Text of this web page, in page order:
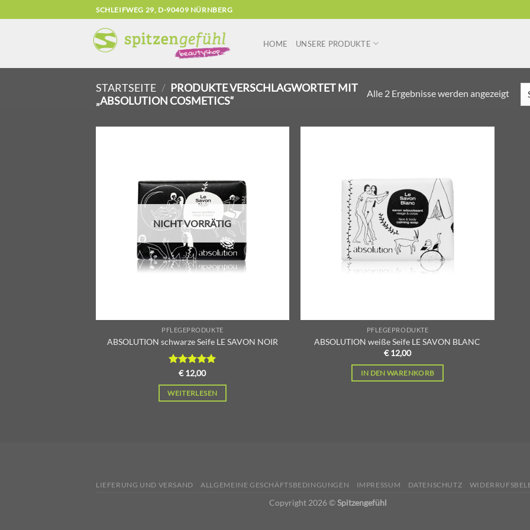
Inhalt
SCHLEIFWEG 29, D-90409 NÜRNBERG
HOME UNSERE PRODUKTE
STARTSEITE / PRODUKTE VERSCHLAGWORTET MIT
„ABSOLUTION COSMETICS“
Alle 2 Ergebnisse werden angezeigt
NICHT VORRÄTIG
PFLEGEPRODUKTE
ABSOLUTION schwarze Seife LE SAVON NOIR
Bewertet
von 5
€ 12,00
WEITERLESEN
PFLEGEPRODUKTE
ABSOLUTION weiße Seife LE SAVON BLANC
€ 12,00
IN DEN WARENKORB
LIEFERUNG UND VERSAND ALLGEMEINE GESCHÄFTSBEDINGUNGEN IMPRESSUM DATENSCHUTZ
Copyright 2026 ©Spitzengefühl